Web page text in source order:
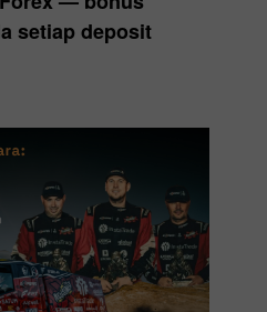
setiap deposit